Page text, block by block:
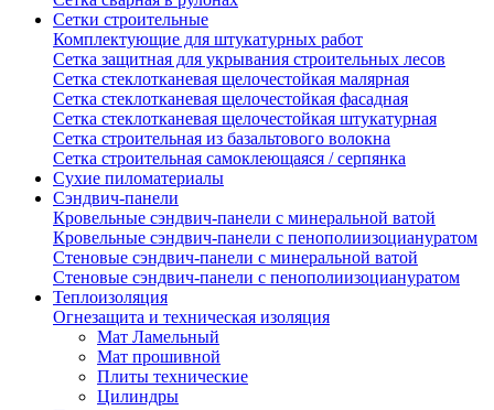
Сетки строительные
Комплектующие для штукатурных работ
Сетка защитная для укрывания строительных лесов
Сетка стеклотканевая щелочестойкая малярная
Сетка стеклотканевая щелочестойкая фасадная
Сетка стеклотканевая щелочестойкая штукатурная
Сетка строительная из базальтового волокна
Сетка строительная самоклеющаяся / серпянка
Сухие пиломатериалы
Сэндвич-панели
Кровельные сэндвич-панели с минеральной ватой
Кровельные сэндвич-панели с пенополиизоциануратом
Стеновые сэндвич-панели с минеральной ватой
Стеновые сэндвич-панели с пенополиизоциануратом
Теплоизоляция
Огнезащита и техническая изоляция
Мат Ламельный
Мат прошивной
Плиты технические
Цилиндры